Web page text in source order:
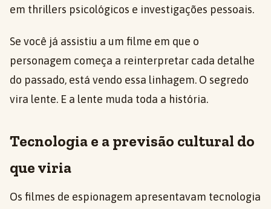
em thrillers psicológicos e investigações pessoais.
Se você já assistiu a um filme em que o
personagem começa a reinterpretar cada detalhe
do passado, está vendo essa linhagem. O segredo
vira lente. E a lente muda toda a história.
Tecnologia e a previsão cultural do
que viria
Os filmes de espionagem apresentavam tecnologia